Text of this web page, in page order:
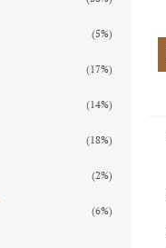
(5%)
(17%)
(14%)
(18%)
(2%)
(6%)